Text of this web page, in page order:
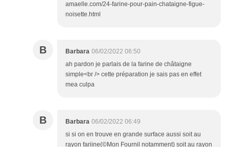
amaelle.com/24-farine-pour-pain-chataigne-figue-
noisette.html
B Barbara 06/02/2022 06:50
ah pardon je parlais de la farine de châtaigne
simple<br /> cette préparation je sais pas en effet
mea culpa
B Barbara 06/02/2022 06:49
si si on en trouve en grande surface aussi soit au
rayon fariine(©Mon Fournil notamment) soit au rayon